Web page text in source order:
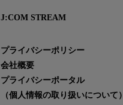
J:COM STREAM
プライバシーポリシー
会社概要
プライバシーポータル
（個人情報の取り扱いについて）